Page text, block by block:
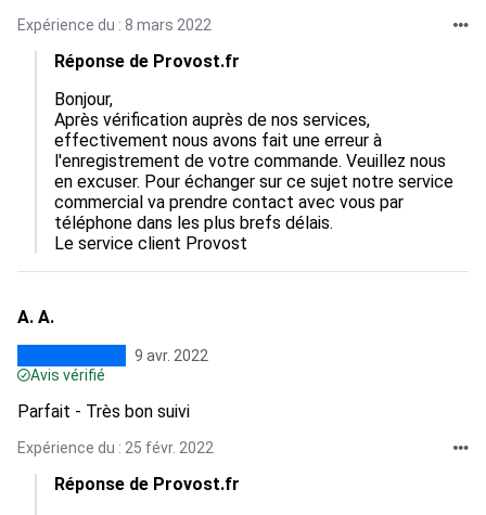
Expérience du : 8 mars 2022
Réponse de Provost.fr
Bonjour,
Après vérification auprès de nos services,
effectivement nous avons fait une erreur à
l'enregistrement de votre commande. Veuillez nous
en excuser. Pour échanger sur ce sujet notre service
commercial va prendre contact avec vous par
téléphone dans les plus brefs délais.
Le service client Provost
A. A.
9 avr. 2022
Avis vérifié
Parfait - Très bon suivi
Expérience du : 25 févr. 2022
Réponse de Provost.fr